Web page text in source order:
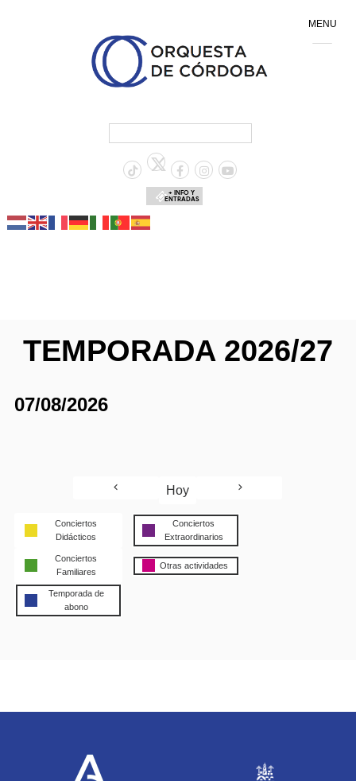
+ INFO Y
ENTRADAS
TEMPORADA 2026/27
07/08/2026
Hoy
Conciertos
Didácticos
Conciertos
Extraordinarios
Conciertos
Familiares
Otras actividades
Temporada de
abono
MENU